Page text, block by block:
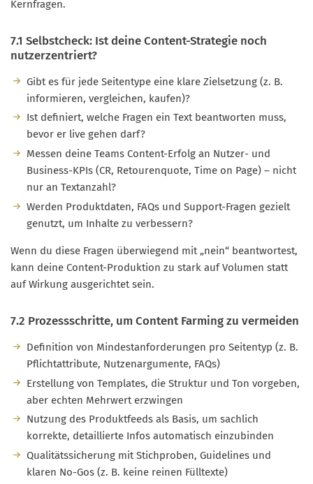
Kernfragen.
7.1 Selbstcheck: Ist deine Content-Strategie noch
nutzerzentriert?
Gibt es für jede Seitentype eine klare Zielsetzung (z. B.
informieren, vergleichen, kaufen)?
Ist definiert, welche Fragen ein Text beantworten muss,
bevor er live gehen darf?
Messen deine Teams Content-Erfolg an Nutzer- und
Business-KPIs (CR, Retourenquote, Time on Page) – nicht
nur an Textanzahl?
Werden Produktdaten, FAQs und Support-Fragen gezielt
genutzt, um Inhalte zu verbessern?
Wenn du diese Fragen überwiegend mit „nein“ beantwortest,
kann deine Content-Produktion zu stark auf Volumen statt
auf Wirkung ausgerichtet sein.
7.2 Prozessschritte, um Content Farming zu vermeiden
Definition von Mindestanforderungen pro Seitentyp (z. B.
Pflichtattribute, Nutzenargumente, FAQs)
Erstellung von Templates, die Struktur und Ton vorgeben,
aber echten Mehrwert erzwingen
Nutzung des Produktfeeds als Basis, um sachlich
korrekte, detaillierte Infos automatisch einzubinden
Qualitätssicherung mit Stichproben, Guidelines und
klaren No-Gos (z. B. keine reinen Fülltexte)